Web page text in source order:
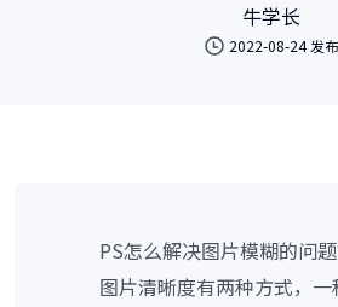
牛学长
2022-08-24 发布
PS怎么解决图片模糊的问
图片清晰度有两种方式，